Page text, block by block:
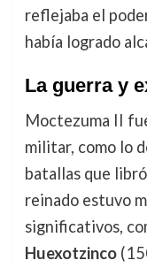
reflejaba el
había logrado
La guerra y
Moctezuma II
militar, como lo
batallas que
reinado estuvo
significativos,
Huexotzinco